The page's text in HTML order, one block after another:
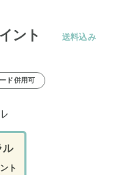
ント 送料込み
ド併用可
ル
ト